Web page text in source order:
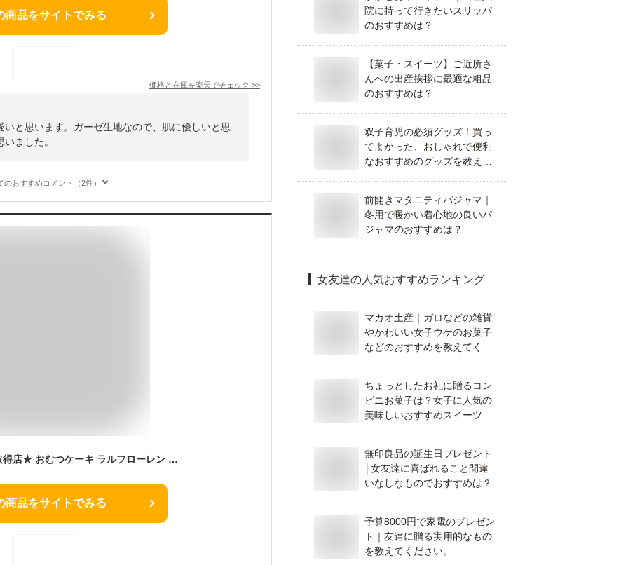
商品をサイトでみる
価格と在庫を楽天でチェック >>
と思います。ガーゼ生地なので、肌に優しいと思
ました。
のおすすめコメント（2件）
日曜営業★月間優良取得店★ おむつケーキ ラルフローレン 出産祝い 1位 今治 タオル 2段 男の子 女の子 オーガニック コットン ベビー ソックス POLO RALPH LAUREN 名入れ 刺繍 名前入り ギフトセット ひな祭り 節句 イニシャル 赤ちゃん 専門 ひな祭り 節句 ランキング
商品をサイトでみる
院に持って行きたいスリッパ
のおすすめは？
【菓子・スイーツ】ご近所さ
んへの出産挨拶に最適な粗品
のおすすめは？
双子育児の必須グッズ！買っ
てよかった、おしゃれで便利
なおすすめのグッズを教え
前開きマタニティパジャマ｜
冬用で暖かい着心地の良いパ
ジャマのおすすめは？
女友達の人気おすすめランキング
マカオ土産｜ガロなどの雑貨
やかわいい女子ウケのお菓子
などのおすすめを教えてくだ
ちょっとしたお礼に贈るコン
ビニお菓子は？女子に人気の
美味しいおすすめスイーツを
無印良品の誕生日プレゼント
│女友達に喜ばれること間違
いなしなものでおすすめは？
予算8000円で家電のプレゼン
ト｜友達に贈る実用的なもの
を教えてください。